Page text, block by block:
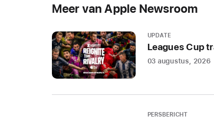
Meer van Apple Newsroom
UPDATE
Leagues Cup
03 augustus, 2026
PERSBERICHT